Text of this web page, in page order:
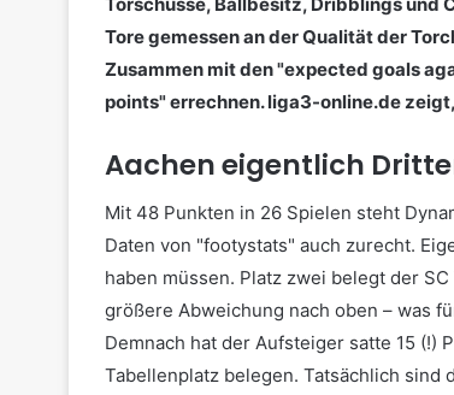
Tore gemessen an der Qualität der
Zusammen mit den "expected goals
points" errechnen. liga3-online.de
Aachen eigentlich
Mit 48 Punkten in 26 Spielen steht
Daten von "footystats" auch zurecht.
haben müssen. Platz zwei belegt der
größere Abweichung nach oben – was
Demnach hat der Aufsteiger satte 15
Tabellenplatz belegen. Tatsächlich sind